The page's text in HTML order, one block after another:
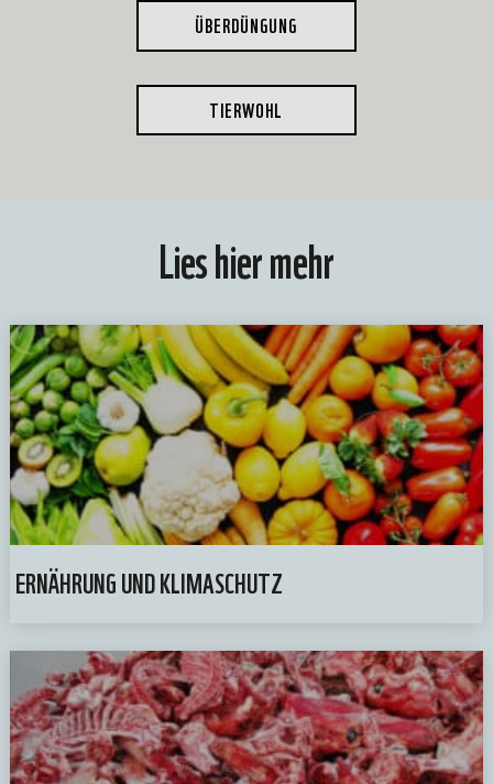
ÜBERDÜNGUNG
TIERWOHL
Lies hier mehr
ERNÄHRUNG UND KLIMASCHUTZ